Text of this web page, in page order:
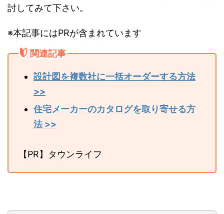
討してみて下さい。
※本記事にはPRが含まれています
関連記事
設計図を複数社に一括オーダーする方法
>>
住宅メーカーのカタログを取り寄せる方
法 >>
【PR】タウンライフ